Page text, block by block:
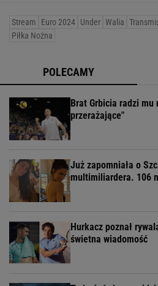
Stream Euro 2024 Under Walia
Piłka Nożna
POLECAMY
Brat Grbicia radzi
przerażające"
Już zapomniała o
multimiliardera. 106
Hurkacz poznał
świetna wiadomość